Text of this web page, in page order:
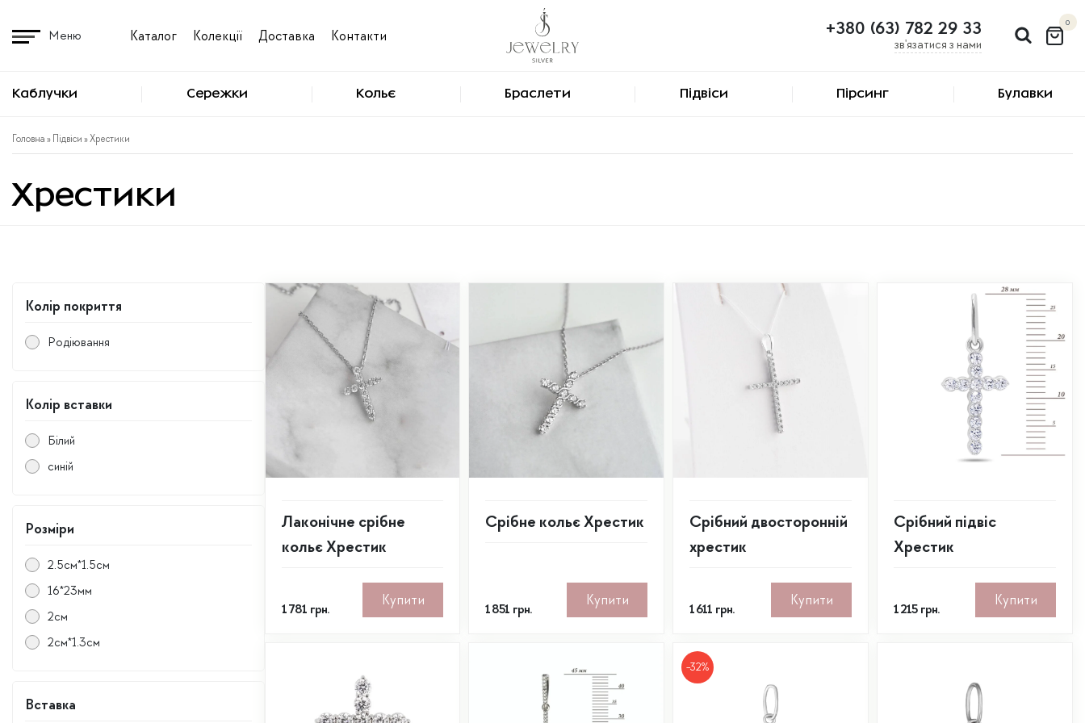
до
вмісту
Меню Каталог Колекції Доставка Контакти +380 (63) 782 29 33
зв'язатися з нами
0
Каблучки Сережки Кольє Браслети Підвіси Пірсинг Булавки
Головна»Підвіси» Хрестики
Хрестики
Колір покриття
Родіювання
Колір вставки
Білий
синій
Розміри
2.5см*1.5см
16*23мм
2см
2см*1.3см
Вставка
Лаконічне срібне
кольє Хрестик
1 781 грн.
Купити
Срібне кольє Хрестик
1 851 грн.
Купити
Срібний двосторонній
хрестик
1 611 грн.
Купити
Срібний підвіс
Хрестик
1 215 грн.
Купити
-32%